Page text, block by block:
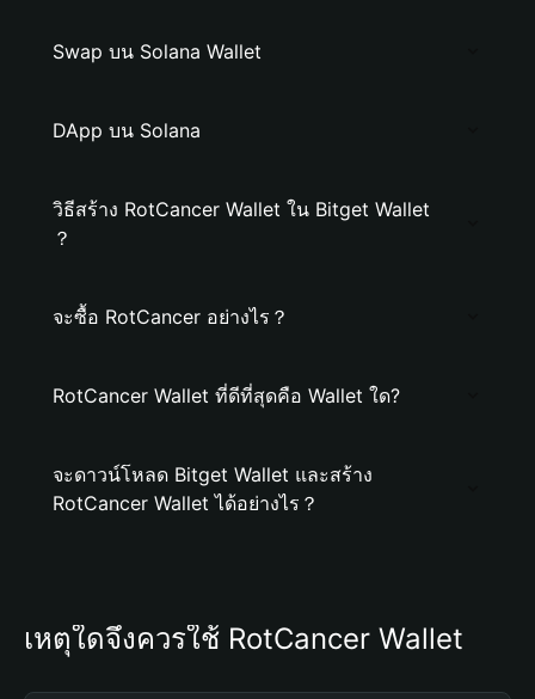
Swap บน Solana Wallet
DApp บน Solana
วิธีสร้าง RotCancer Wallet ใน Bitget Wallet
？
จะซื้อ RotCancer อย่างไร？
RotCancer Wallet ที่ดีที่สุดคือ Wallet ใด?
จะดาวน์โหลด Bitget Wallet และสร้าง
RotCancer Wallet ได้อย่างไร？
เหตุใดจึงควรใช้ RotCancer Wallet